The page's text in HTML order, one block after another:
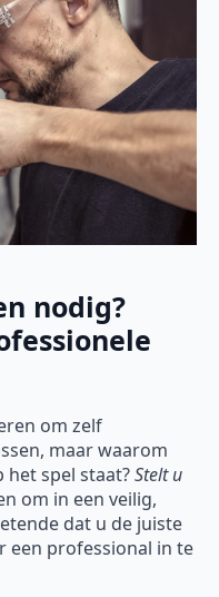
nodig?
om zelf
maar waarom
het spel staat?Stelt u
om in een veilig,
dat u de juiste
een professional in te